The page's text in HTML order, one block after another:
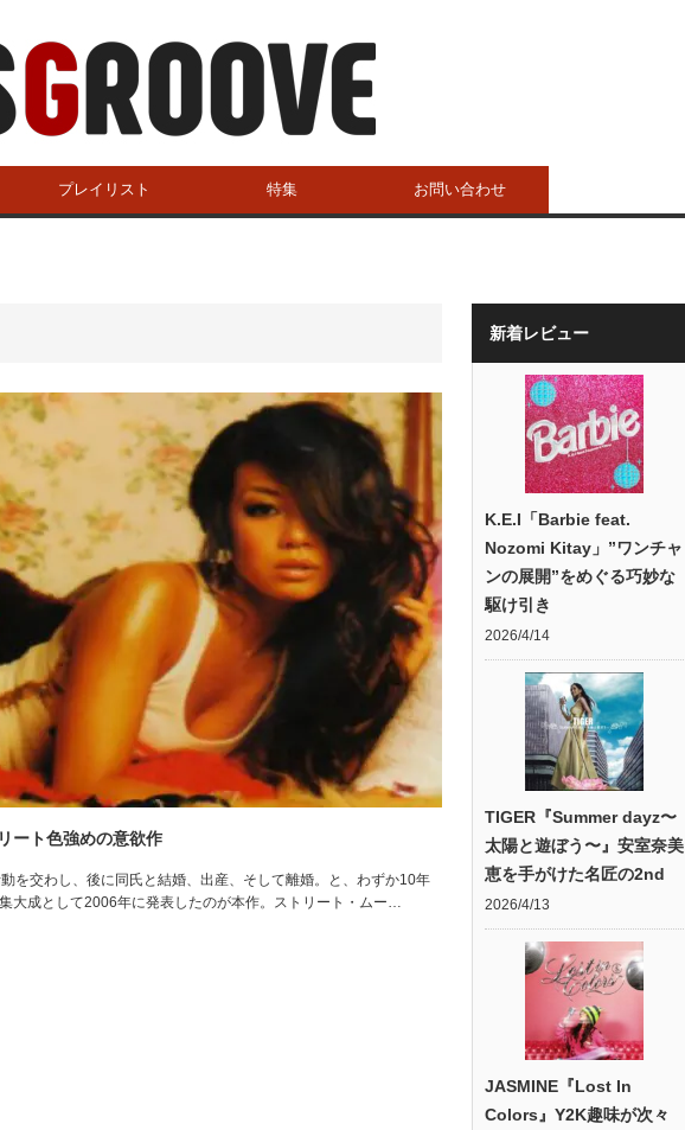
プレイリスト 特集 お問い合わせ
ート色強めの意欲作
を交わし、後に同氏と結婚、出産、そして離婚。と、わずか10年
大成として2006年に発表したのが本作。ストリート・ムー…
新着レビュー
K.E.I「Barbie feat.
Nozomi Kitay」”ワンチャ
ンの展開”をめぐる巧妙な
駆け引き
2026/4/14
TIGER『Summer dayz〜
太陽と遊ぼう〜』安室奈美
恵を手がけた名匠の2nd
2026/4/13
JASMINE『Lost In
Colors』Y2K趣味が次々